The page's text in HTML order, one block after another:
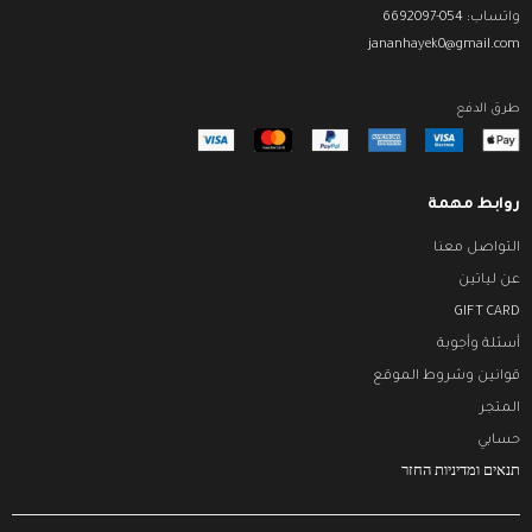
واتساب: 054-6692097
jananhayek0@gmail.com
طرق الدفع
روابط مهمة
التواصل معنا
عن لياتين
GIFT CARD
أسئلة وأجوبة
قوانين وشروط الموقع
المتجر
حسابي
תנאים ומדיניות החזר